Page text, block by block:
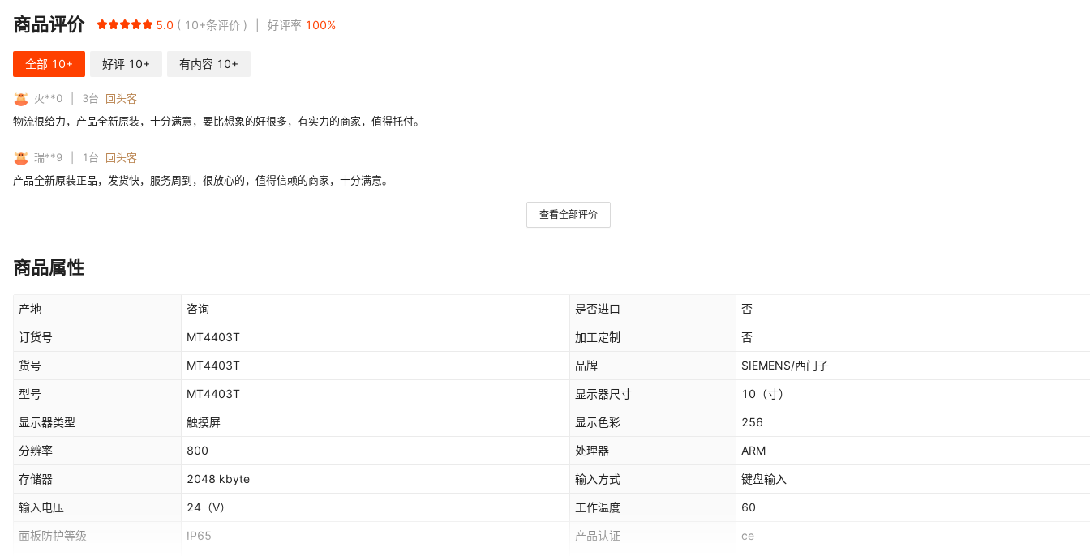
商品评价 5.0 10+条评价 好评率 100%
全部 10+ 好评 10+ 有内容 10+
火**0 3台
回头客
物流很给力，产品全新原装，十分满意，要比想象的好很多，有实力的商家，值得托付。
瑞**9 1台
回头客
产品全新原装正品，发货快，服务周到，很放心的，值得信赖的商家，十分满意。
查看全部评价
商品属性
产地 咨询 是否进口 否
订货号 MT4403T 加工定制 否
货号 MT4403T 品牌 SIEMENS/西门子
型号 MT4403T 显示器尺寸 10 （寸）
显示器类型 触摸屏 显示色彩 256
分辨率 800 处理器 ARM
存储器 2048 kbyte 输入方式 键盘输入
输入电压 24 （V） 工作温度 60
面板防护等级 IP65 产品认证 ce